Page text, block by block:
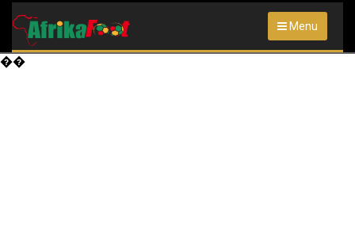
Menu
��